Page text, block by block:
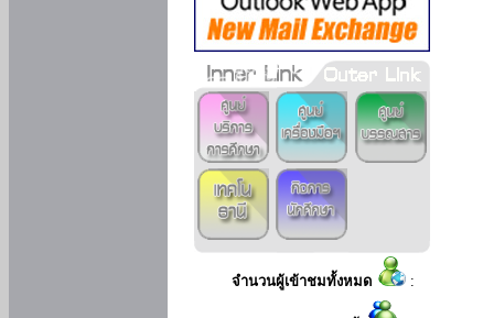
จำนวนผู้เข้าชมทั้งหมด :